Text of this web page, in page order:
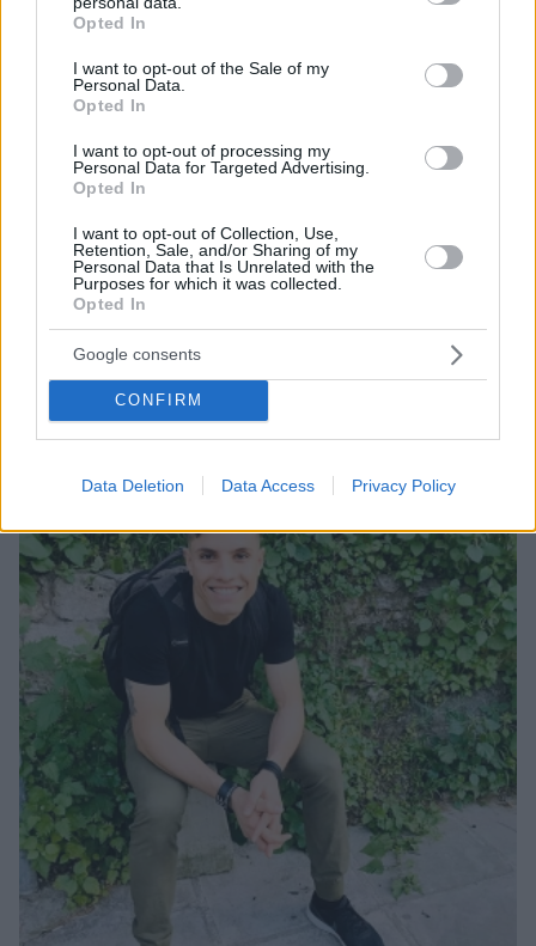
grant or deny consent to Google and its third-party tags to
use your data for below specified purposes in below Google
consent section.
Opted In
I want to opt-out of the Sale of my
Personal Data.
Opted In
I want to opt-out of processing my
Personal Data for Targeted Advertising.
Opted In
I want to opt-out of Collection, Use,
Retention, Sale, and/or Sharing of my
Personal Data that Is Unrelated with the
Purposes for which it was collected.
Opted In
Google consents
CONFIRM
Data Deletion Data Access Privacy Policy
Οι τελευταίες ημέρες του κουταβιού που ζούσε με
περισυνελέγη
Μητσιά να τραγουδάει τον «Γιάννη τον φονιά»; Πού
σταματάει ο νόμος για τα πνευματικά δικαιώματα
πριν 34 λεπτά
Πετρέλαιο: Πιάνει και πάλι τα 83 δολάρια το Brent μετά
το σχέδιο του Ιράν για τα Στενά του Ορμούζ
ΔΕΙΤΕ ΟΛΕΣ ΤΙΣ ΕΙΔΗΣΕΙΣ
ΤΑ ΠΙΟ ΔΗΜΟΦΙΛΗ